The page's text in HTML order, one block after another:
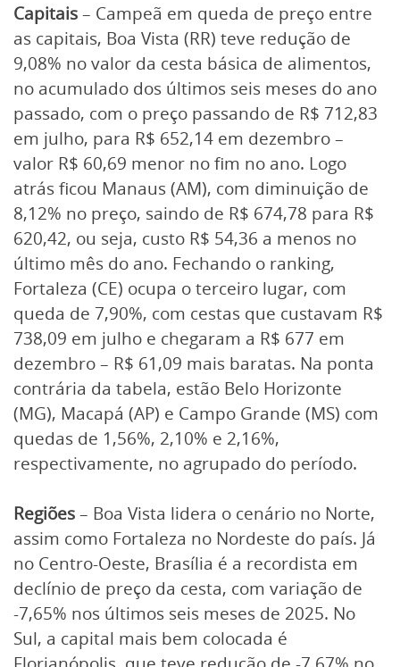
Capitais– Campeã em queda de preço entre
as capitais, Boa Vista (RR) teve redução de
9,08% no valor da cesta básica de alimentos,
no acumulado dos últimos seis meses do ano
passado, com o preço passando de R$ 712,83
em julho, para R$ 652,14 em dezembro –
valor R$ 60,69 menor no fim no ano. Logo
atrás ficou Manaus (AM), com diminuição de
8,12% no preço, saindo de R$ 674,78 para R$
620,42, ou seja, custo R$ 54,36 a menos no
último mês do ano. Fechando o ranking,
Fortaleza (CE) ocupa o terceiro lugar, com
queda de 7,90%, com cestas que custavam R$
738,09 em julho e chegaram a R$ 677 em
dezembro – R$ 61,09 mais baratas. Na ponta
contrária da tabela, estão Belo Horizonte
(MG), Macapá (AP) e Campo Grande (MS) com
quedas de 1,56%, 2,10% e 2,16%,
respectivamente, no agrupado do período.
Regiões– Boa Vista lidera o cenário no Norte,
assim como Fortaleza no Nordeste do país. Já
no Centro-Oeste, Brasília é a recordista em
declínio de preço da cesta, com variação de
-7,65% nos últimos seis meses de 2025. No
Sul, a capital mais bem colocada é